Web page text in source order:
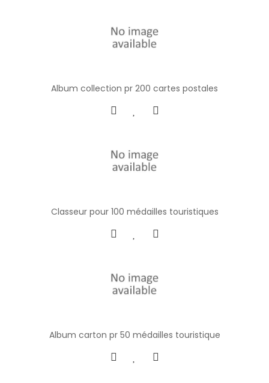
Album collection pr 200 cartes postales
Classeur pour 100 médailles touristiques
Album carton pr 50 médailles touristique